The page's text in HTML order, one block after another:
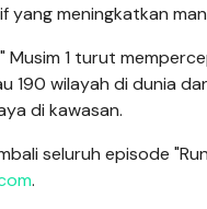
meningkatkan
Musim 1 turut
190 wilayah di dunia
di kawasan.
seluruh episode
.